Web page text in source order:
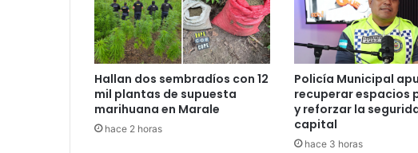
Hallan dos sembradíos con 12
mil plantas de supuesta
marihuana en Marale
hace 2 horas
Policía Municipal
recuperar espacios
y reforzar la
capital
hace 3 horas